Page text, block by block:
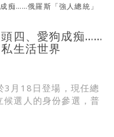
四、愛狗成痴……
生活世界
月18日登場，現任總
選人的身份參選，普